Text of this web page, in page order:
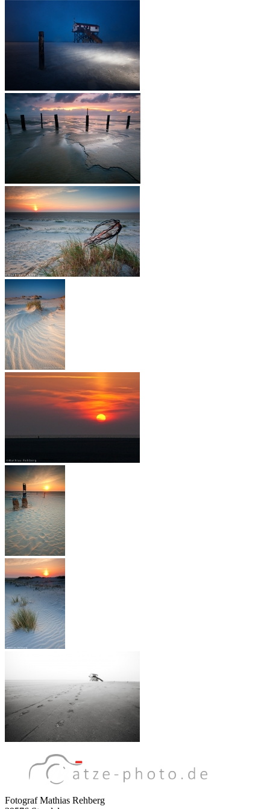
Fotograf Mathias Rehberg